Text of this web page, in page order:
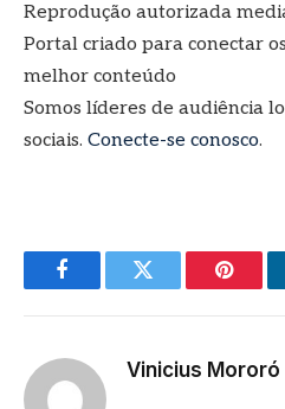
Reprodução autorizada
Portal criado para conectar
melhor conteúdo
Somos líderes de audiência
sociais. Conecte-se conosco.
FacebookTwitter
Vinicius